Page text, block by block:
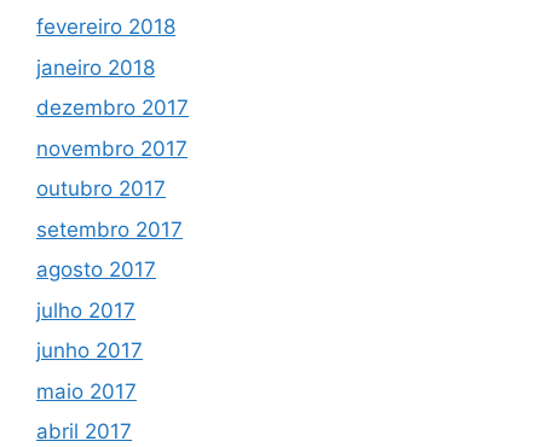
fevereiro 2018
janeiro 2018
dezembro 2017
novembro 2017
outubro 2017
setembro 2017
agosto 2017
julho 2017
junho 2017
maio 2017
abril 2017